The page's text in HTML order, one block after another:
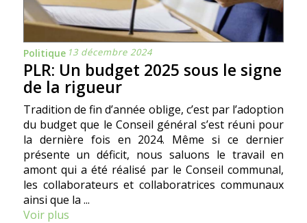
Politique 13 décembre 2024
PLR: Un budget 2025 sous le signe
de la rigueur
Tradition de fin d’année oblige, c’est par l’adoption
du budget que le Conseil général s’est réuni pour
la dernière fois en 2024. Même si ce dernier
présente un déficit, nous saluons le travail en
amont qui a été réalisé par le Conseil communal,
les collaborateurs et collaboratrices communaux
ainsi que la ...
Voir plus